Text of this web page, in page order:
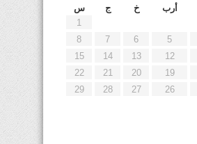
أرب خ ج
س
1
5
6
7
8
12
13
14
15
19
20
21
22
26
27
28
29